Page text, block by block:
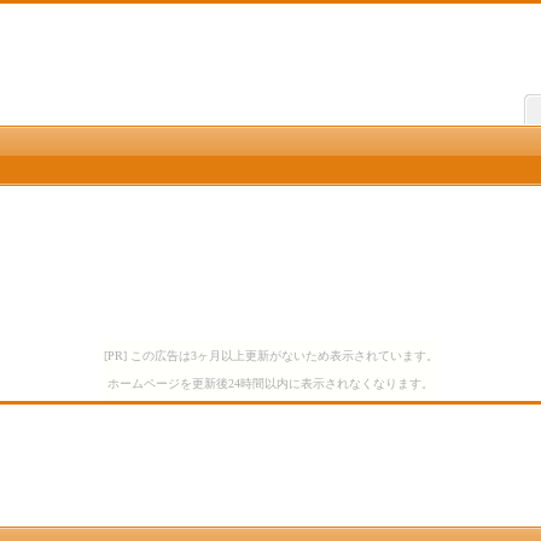
[PR] この広告は3ヶ月以上更新がないため表示されています。
ホームページを更新後24時間以内に表示されなくなります。